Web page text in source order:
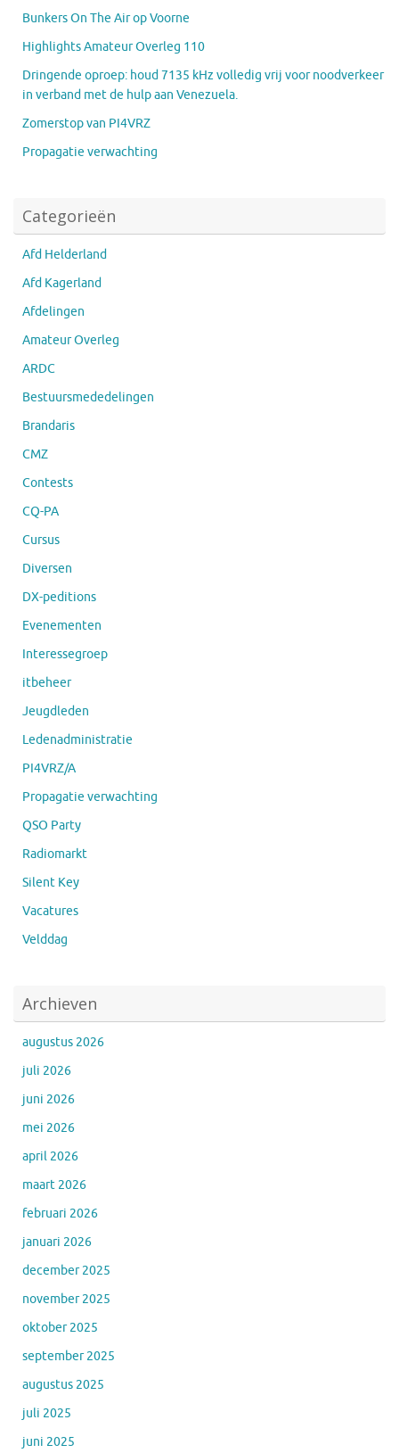
Bunkers On The Air op Voorne
Highlights Amateur Overleg 110
Dringende oproep: houd 7135 kHz volledig vrij voor noodverkeer
in verband met de hulp aan Venezuela.
Zomerstop van PI4VRZ
Propagatie verwachting
Categorieën
Afd Helderland
Afd Kagerland
Afdelingen
Amateur Overleg
ARDC
Bestuursmededelingen
Brandaris
CMZ
Contests
CQ-PA
Cursus
Diversen
DX-peditions
Evenementen
Interessegroep
itbeheer
Jeugdleden
Ledenadministratie
PI4VRZ/A
Propagatie verwachting
QSO Party
Radiomarkt
Silent Key
Vacatures
Velddag
Archieven
augustus 2026
juli 2026
juni 2026
mei 2026
april 2026
maart 2026
februari 2026
januari 2026
december 2025
november 2025
oktober 2025
september 2025
augustus 2025
juli 2025
juni 2025